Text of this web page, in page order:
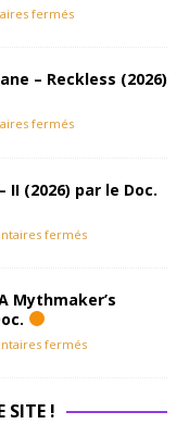
fermés
– Reckless (2026)
fermés
II (2026) par le Doc.
fermés
Mythmaker’s
fermés
SITE !